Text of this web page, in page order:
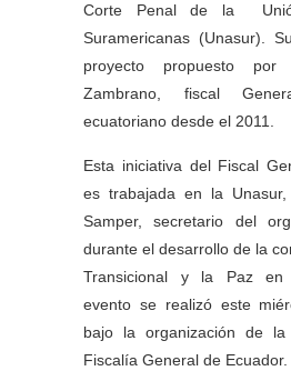
Corte Penal de la
Suramericanas (Unasur).
proyecto propuesto por
Zambrano, fiscal
ecuatoriano desde el 2011.
Esta iniciativa del Fiscal
es trabajada en la Unasur,
Samper, secretario del
durante el desarrollo de la
Transicional y la Paz en
evento se realizó este
bajo la organización de
Fiscalía General de Ecuador.